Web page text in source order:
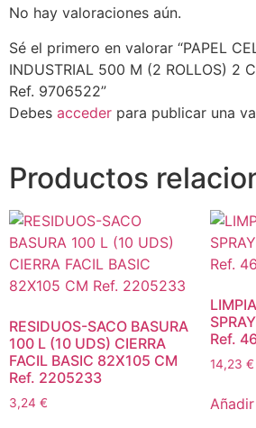
No hay valoraciones aún.
Sé el primero en valorar “PAPEL
INDUSTRIAL 500 M (2 ROLLOS) 2
Ref. 9706522”
Debes acceder para publicar una
Productos
RESIDUOS-SACO BASURA
100 L (10 UDS) CIERRA
FACIL BASIC 82X105 CM
Ref. 2205233
3,24 €
Ref.
14,23 €